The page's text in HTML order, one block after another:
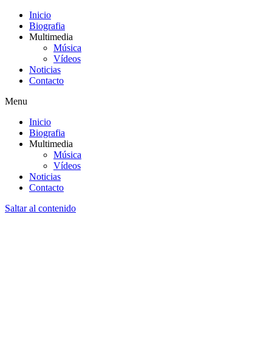
Inicio
Biografia
Multimedia
Música
Vídeos
Noticias
Contacto
Menu
Inicio
Biografia
Multimedia
Música
Vídeos
Noticias
Contacto
Saltar al contenido